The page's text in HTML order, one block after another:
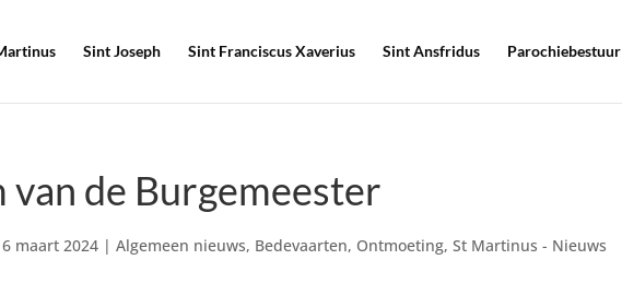
Sint Joseph Sint Franciscus Xaverius Sint Ansfridus Parochiebestuur
de Burgemeester
maart 2024 |Algemeen nieuws, Bedevaarten, Ontmoeting,St Martinus - Nieuws